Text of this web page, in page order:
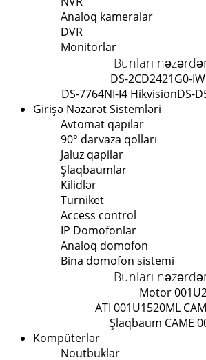
Analoq kameralar
DVR
Monitorlar
Bunları
DS-2CD2421G0-
DS-7764NI-I4 HikvisionDS-
Girişə Nəzarət Sistemləri
Avtomat qapılar
90° darvaza qolları
Jaluz qapilar
Şlaqbaumlar
Kilidlər
Turniket
Access control
IP Domofonlar
Analoq domofon
Bina domofon sistemi
Bunları
Motor
ATI 001U1520ML
Şlaqbaum CAME
Kompüterlər
Noutbuklar